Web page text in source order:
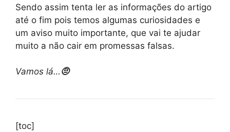
Sendo assim tenta ler as informações do artigo
até o fim pois temos algumas curiosidades e
um aviso muito importante, que vai te ajudar
muito a não cair em promessas falsas.
Vamos lá… 🤨
[toc]